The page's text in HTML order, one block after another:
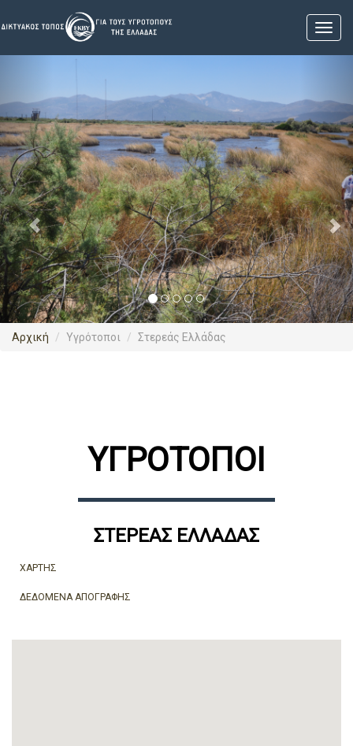
Αρχική Υγρότοποι Στερεάς Ελλάδας
ΥΓΡΟΤΟΠΟΙ
ΣΤΕΡΕΆΣ ΕΛΛΆΔΑΣ
ΧΑΡΤΗΣ
ΔΕΔΟΜΕΝΑ ΑΠΟΓΡΑΦΗΣ